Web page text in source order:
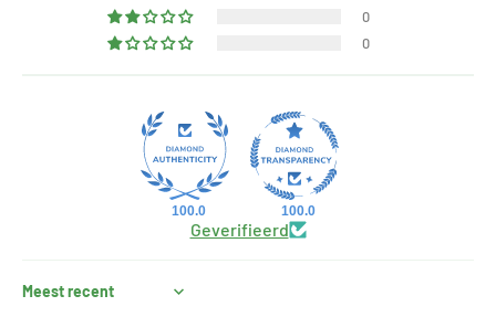
0
0
100.0 100.0
Geverifieerd
Sort by